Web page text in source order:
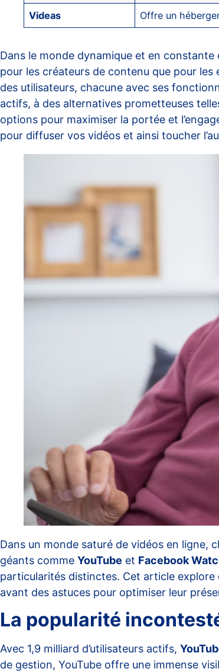
Videas Offre un
Dans le monde dynamique et en
pour les créateurs de contenu que pour
des utilisateurs, chacune avec ses
actifs, à des alternatives prometteuses
options pour maximiser la portée et
pour diffuser vos vidéos et ainsi toucher
Dans un monde saturé de vidéos en ligne,
géants comme YouTube et Facebook
particularités distinctes. Cet article
avant des astuces pour optimiser leur
La popularité
Avec 1,9 milliard d’utilisateurs actifs,
de gestion, YouTube offre une immense